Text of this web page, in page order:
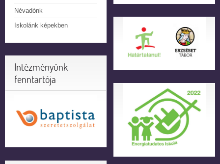
Névadónk
Iskolánk képekben
Intézményünk
fenntartója